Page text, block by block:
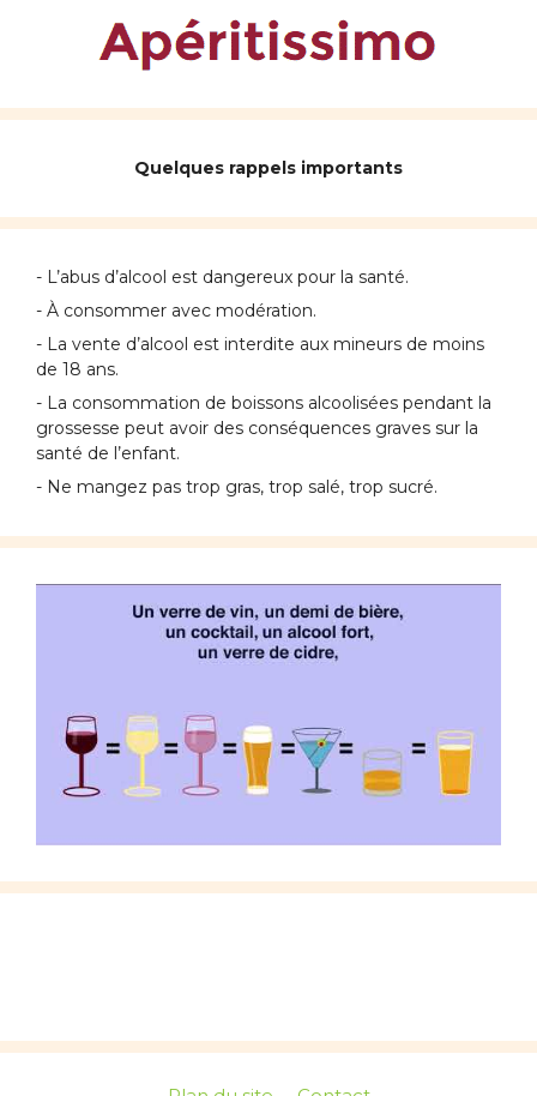
Quelques rappels importants
- L’abus d’alcool est dangereux pour la santé.
- À consommer avec modération.
- La vente d’alcool est interdite aux mineurs de moins
de 18 ans.
- La consommation de boissons alcoolisées pendant la
grossesse peut avoir des conséquences graves sur la
santé de l’enfant.
- Ne mangez pas trop gras, trop salé, trop sucré.